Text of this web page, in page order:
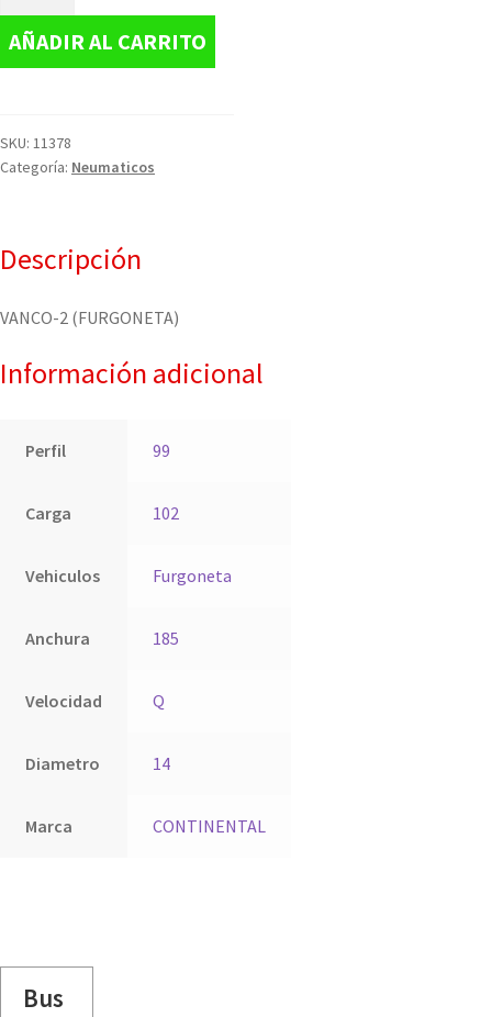
AÑADIR AL CARRITO
SKU: 11378
Categoría: Neumaticos
Descripción
VANCO-2 (FURGONETA)
Información adicional
Perfil 99
Carga 102
Vehiculos Furgoneta
Anchura 185
Velocidad Q
Diametro 14
Marca CONTINENTAL
Bus